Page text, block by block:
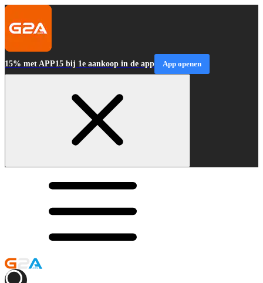
15% met APP15 bij 1e aankoop in de app App openen